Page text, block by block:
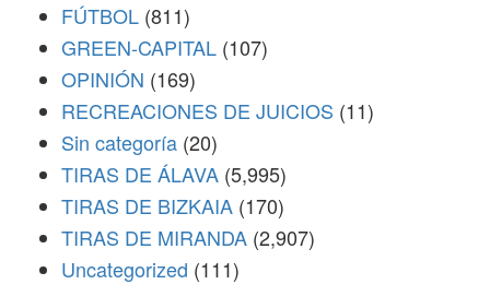
FÚTBOL (811)
GREEN-CAPITAL (107)
OPINIÓN (169)
RECREACIONES DE JUICIOS (11)
Sin categoría (20)
TIRAS DE ÁLAVA (5,995)
TIRAS DE BIZKAIA (170)
TIRAS DE MIRANDA (2,907)
Uncategorized (111)